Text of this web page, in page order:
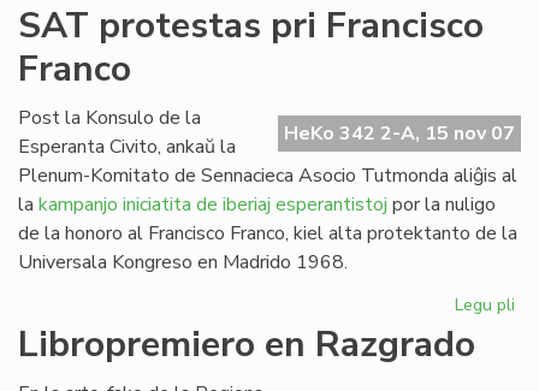
SAT protestas pri Francisco
Franco
HeKo 342 2-A, 15 nov 07
Post la Konsulo de la
Esperanta Civito, ankaŭ la
Plenum-Komitato de Sennacieca Asocio Tutmonda aliĝis al
la kampanjo iniciatita de iberiaj esperantistoj por la nuligo
de la honoro al Francisco Franco, kiel alta protektanto de la
Universala Kongreso en Madrido 1968.
Legu pli
Libropremiero en Razgrado